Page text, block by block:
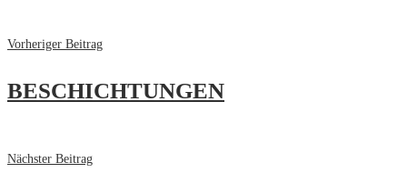
Vorheriger Beitrag
BESCHICHTUNGEN
Nächster Beitrag